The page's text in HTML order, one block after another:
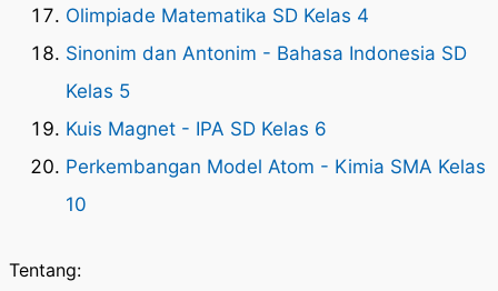
Olimpiade Matematika SD Kelas 4
Sinonim dan Antonim - Bahasa Indonesia SD
Kelas 5
Kuis Magnet - IPA SD Kelas 6
Perkembangan Model Atom - Kimia SMA Kelas
10
Tentang: